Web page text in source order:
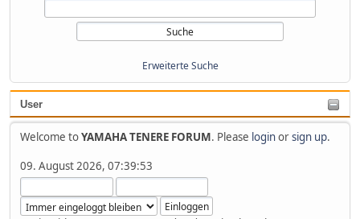
Erweiterte Suche
User
Welcome toYAMAHA TENERE FORUM. Please loginorsign up.
09. August 2026, 07:39:53